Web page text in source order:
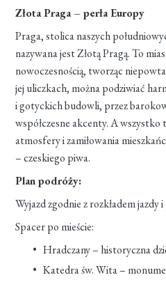
Złota Praga – perła Europy
Praga, stolica naszych
nazywana jest Złotą Pragą. To
nowoczesnością, tworząc
jej uliczkach, można podziwiać
i gotyckich budowli, przez
współczesne akcenty. A
atmosfery i zamiłowania
– czeskiego piwa.
Plan podróży:
Wyjazd zgodnie z rozkładem jazdy
Spacer po mieście:
Hradczany – historyczna
Katedra św. Wita –